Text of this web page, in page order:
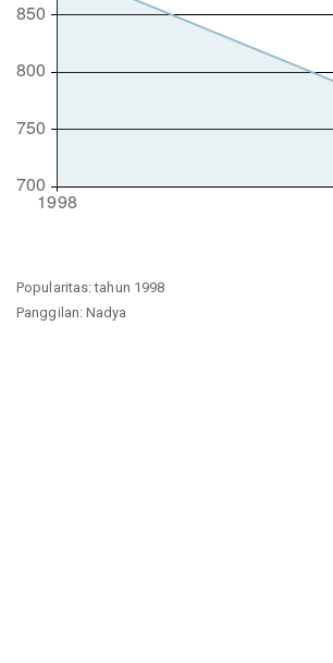
Popularitas: tahun 1998
Panggilan: Nadya